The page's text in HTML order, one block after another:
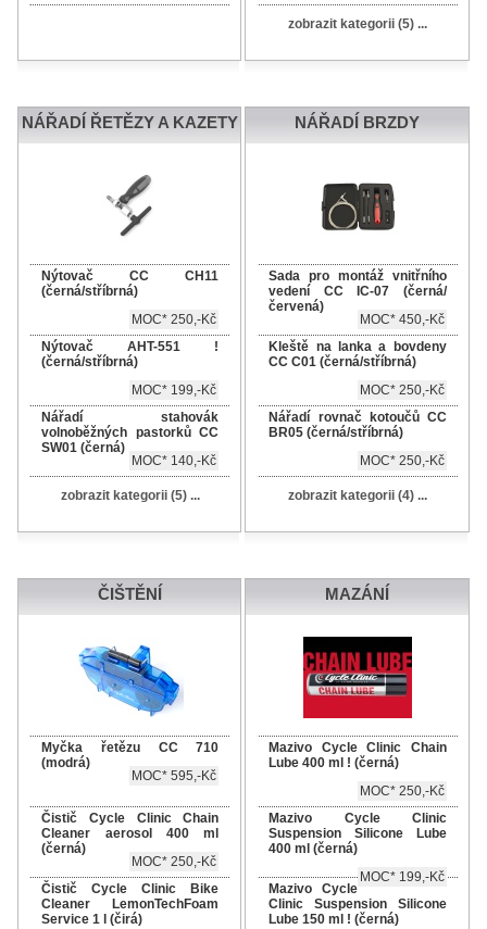
zobrazit kategorii (5) ...
NÁŘADÍ ŘETĚZY A KAZETY
Nýtovač CC CH11
(černá/stříbrná)
MOC* 250,-Kč
Nýtovač AHT-551 !
(černá/stříbrná)
MOC* 199,-Kč
Nářadí stahovák
volnoběžných pastorků CC
SW01 (černá)
MOC* 140,-Kč
zobrazit kategorii (5) ...
NÁŘADÍ BRZDY
Sada pro montáž vnitřního
vedení CC IC-07 (černá/
červená)
MOC* 450,-Kč
Kleště na lanka a bovdeny
CC C01 (černá/stříbrná)
MOC* 250,-Kč
Nářadí rovnač kotoučů CC
BR05 (černá/stříbrná)
MOC* 250,-Kč
zobrazit kategorii (4) ...
ČIŠTĚNÍ
Myčka řetězu CC 710
(modrá)
MOC* 595,-Kč
Čistič Cycle Clinic Chain
Cleaner aerosol 400 ml
(černá)
MOC* 250,-Kč
Čistič Cycle Clinic Bike
Cleaner LemonTechFoam
Service 1 l (čirá)
MAZÁNÍ
Mazivo Cycle Clinic Chain
Lube 400 ml ! (černá)
MOC* 250,-Kč
Mazivo Cycle Clinic
Suspension Silicone Lube
400 ml (černá)
MOC* 199,-Kč
Mazivo Cycle
Clinic Suspension Silicone
Lube 150 ml ! (černá)